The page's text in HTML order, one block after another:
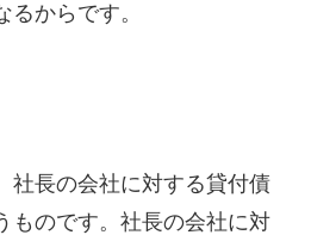
からです。
社長の会社に対する貸付債
ものです。社長の会社に対